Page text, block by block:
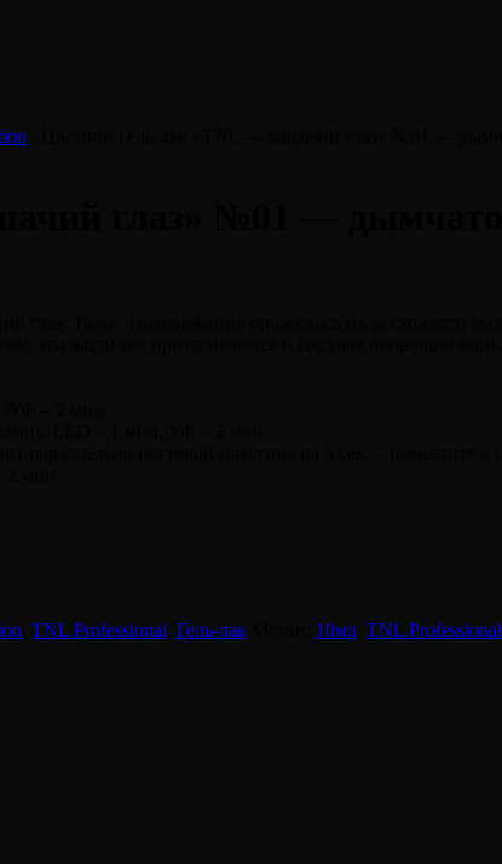
TNL Professional Гель-лак 10мл TNL Professional